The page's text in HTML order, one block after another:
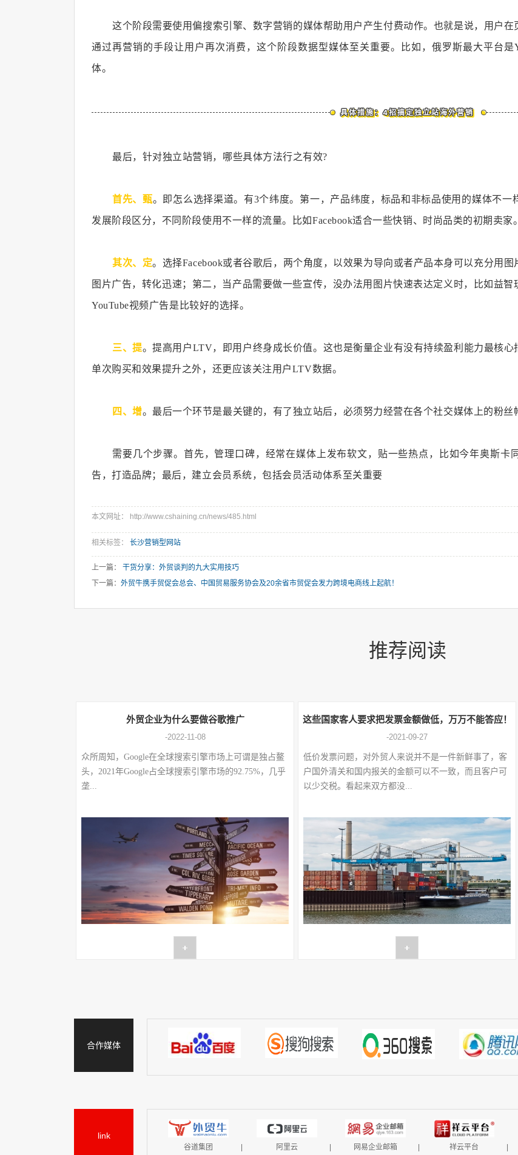
这个阶段需要使用偏搜索引擎、数字营销的媒体帮助用户产生付费动作。也就是说，用户在
通过再营销的手段让用户再次消费，这个阶段数据型媒体至关重要。比如，俄罗斯最大平台是
体。
具体措施：4招搞定独立站海外营销
最后，针对独立站营销，哪些具体方法行之有效?
首先、甄。即怎么选择渠道。有3个纬度。第一，产品纬度，标品和非标品使用的媒体不
发展阶段区分，不同阶段使用不一样的流量。比如Facebook适合一些快销、时尚品类的初期卖家。
其次、定。选择Facebook或者谷歌后，两个角度，以效果为导向或者产品本身可以充分用
图片广告，转化迅速；第二，当产品需要做一些宣传，没办法用图片快速表达定义时，比如益智
YouTube视频广告是比较好的选择。
三、提。提高用户LTV，即用户终身成长价值。这也是衡量企业有没有持续盈利能力最核
单次购买和效果提升之外，还更应该关注用户LTV数据。
四、增。最后一个环节是最关键的，有了独立站后，必须努力经营在各个社交媒体上的粉丝
需要几个步骤。首先，管理口碑，经常在媒体上发布软文，贴一些热点，比如今年奥斯卡
告，打造品牌；最后，建立会员系统，包括会员活动体系至关重要
本文网址： http://www.cshaining.cn/news/485.html
相关标签： 长沙营销型网站
上一篇： 干货分享：外贸谈判的九大实用技巧
下一篇： 外贸牛携手贸促会总会、中国贸易服务协会及20余省市贸促会发力跨境电商线上起航！
推荐阅读
外贸企业为什么要做谷歌推广
-2022-11-08
众所周知，Google在全球搜索引擎市场上可谓是独占鳌
头，2021年Google占全球搜索引擎市场的92.75%，几乎
垄...
这些国家客人要求把发票金额做低，万万不能答应！
-2021-09-27
低价发票问题，对外贸人来说并不是一件新鲜事了，客
户国外清关和国内报关的金额可以不一致，而且客户可
以少交税。看起来双方都没...
合作媒体
link
谷道集团 阿里云 网易企业邮箱 祥云平台